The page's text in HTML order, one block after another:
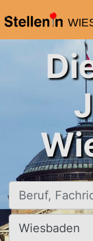
Beruf,
Ort, Stadt